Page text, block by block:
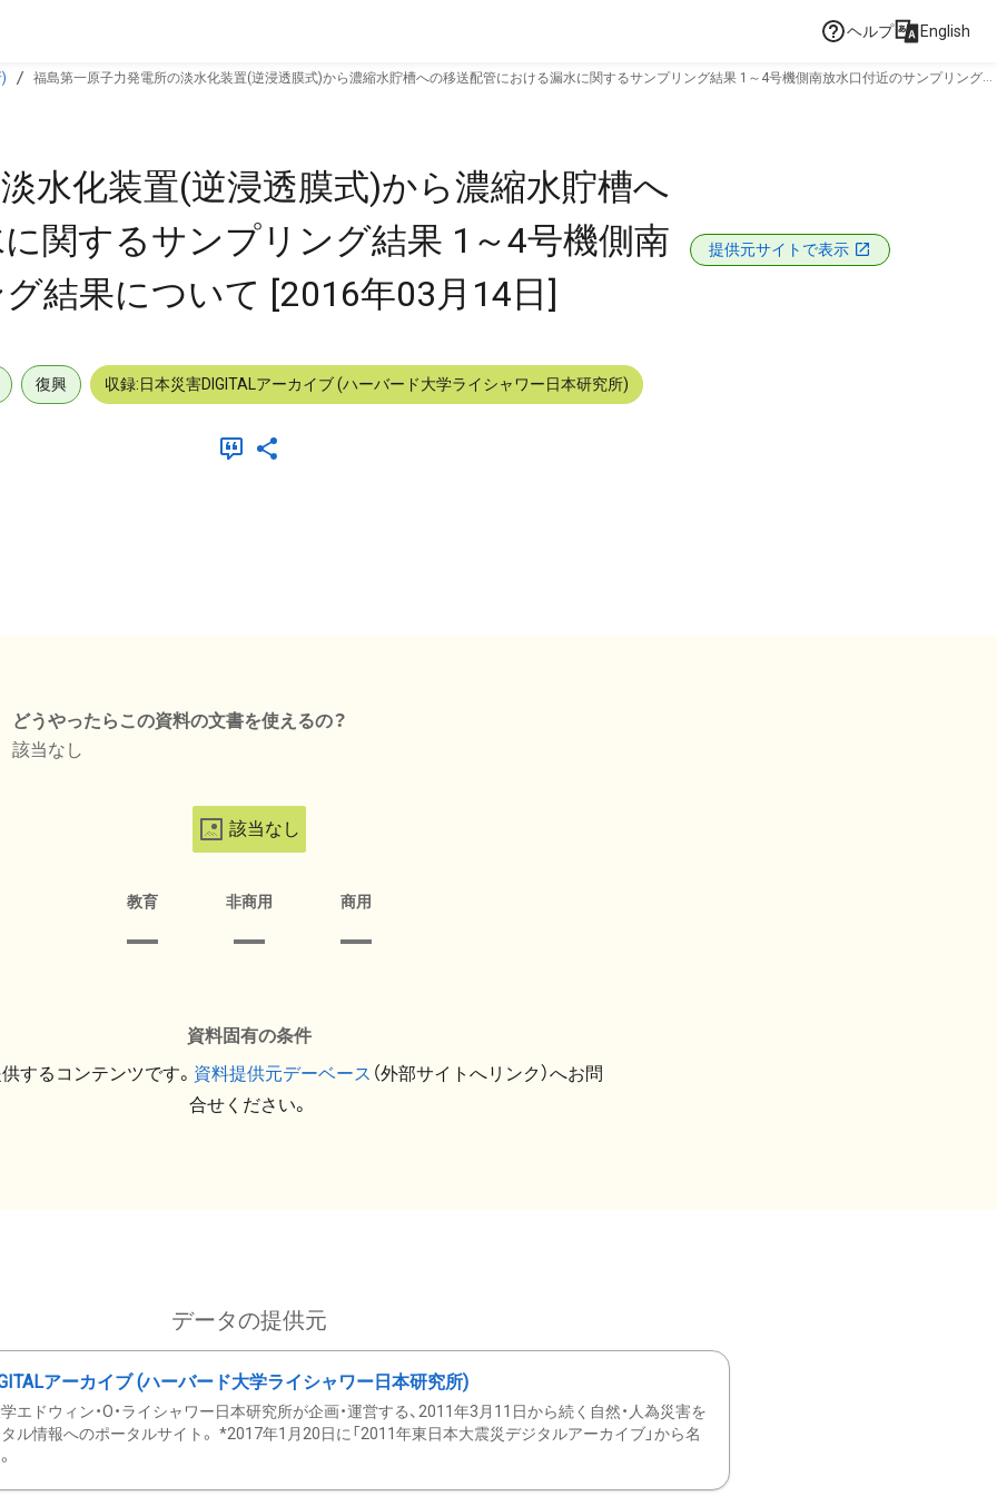
ヘルプ English
福島第一原子力発電所の淡水化装置(逆浸透膜式)から濃縮水貯槽への移送配管における漏水に関するサンプリング結果 1～4号機側南放水口付近のサンプリング結
水化装置(逆浸透膜式)から濃縮水貯槽へ
関するサンプリング結果 1～4号機側南
結果について [2016年03月14日]
提供元サイトで表示
復興 収録:日本災害DIGITALアーカイブ (ハーバード大学ライシャワー日本研究所)
どうやったらこの資料の文書を使えるの？
該当なし
該当なし
教育 非商用 商用
資料固有の条件
するコンテンツです。 資料提供元デーベース （外部サイトへリンク）へお問
合せください。
データの提供元
アーカイブ (ハーバード大学ライシャワー日本研究所)
エドウィン・O・ライシャワー日本研究所が企画・運営する、2011年3月11日から続く自然・人為災害を
ル情報へのポータルサイト。 *2017年1月20日に「2011年東日本大震災デジタルアーカイブ」から名